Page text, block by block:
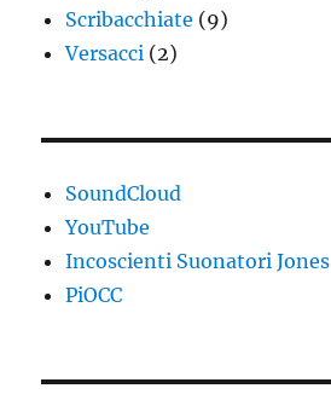
Scribacchiate (9)
Versacci (2)
SoundCloud
YouTube
Incoscienti Suonatori Jones
PiOCC